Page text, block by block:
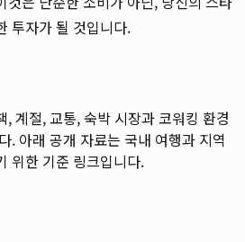
투자가 될 것입니다.
, 계절, 교통, 숙박 시장과 코워킹 환경
. 아래 공개 자료는 국내 여행과 지역
위한 기준 링크입니다.